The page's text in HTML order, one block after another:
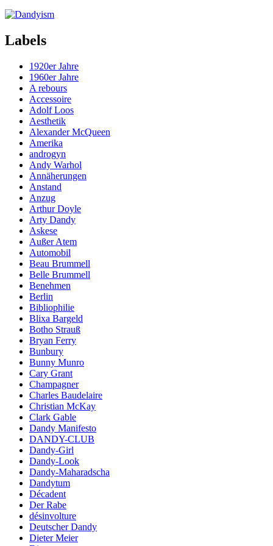
Labels
1920er Jahre
1960er Jahre
A rebours
Accessoire
Adolf Loos
Aesthetik
Alexander McQueen
Amerika
androgyn
Andy Warhol
Annäherungen
Anstand
Anzug
Arthur Doyle
Arty Dandy
Askese
Außer Atem
Automobil
Beau Brummell
Belle Brummell
Benehmen
Berlin
Bibliophilie
Blixa Bargeld
Botho Strauß
Bryan Ferry
Bunbury
Bunny Munro
Cary Grant
Champagner
Charles Baudelaire
Christian McKay
Clark Gable
Dandy Manifesto
DANDY-CLUB
Dandy-Girl
Dandy-Look
Dandy-Maharadscha
Dandytum
Décadent
Der Rabe
désinvolture
Deutscher Dandy
Dieter Meier